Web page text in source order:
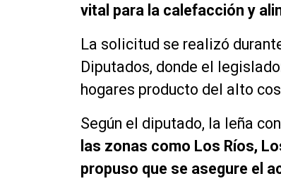
vital para la calefacción y
La solicitud se realizó
Diputados, donde el
hogares producto del alto
Según el diputado, la leña
las zonas como Los Ríos,
propuso que se asegure el